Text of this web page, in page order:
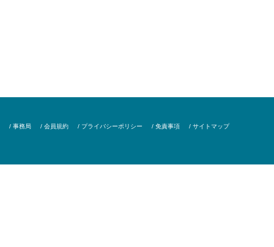
/ 事務局 / 会員規約 / プライバシーポリシー / 免責事項 / サイトマップ